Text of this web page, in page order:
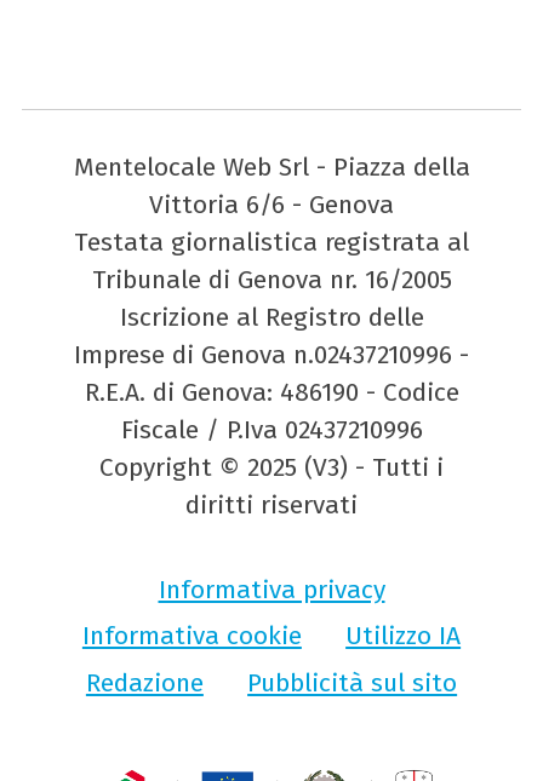
Mentelocale Web Srl - Piazza della
Vittoria 6/6 - Genova
Testata giornalistica registrata al
Tribunale di Genova nr. 16/2005
Iscrizione al Registro delle
Imprese di Genova n.02437210996 -
R.E.A. di Genova: 486190 - Codice
Fiscale / P.Iva 02437210996
Copyright © 2025 (V3) - Tutti i
diritti riservati
Informativa privacy
Informativa cookie
Utilizzo IA
Redazione
Pubblicità sul sito